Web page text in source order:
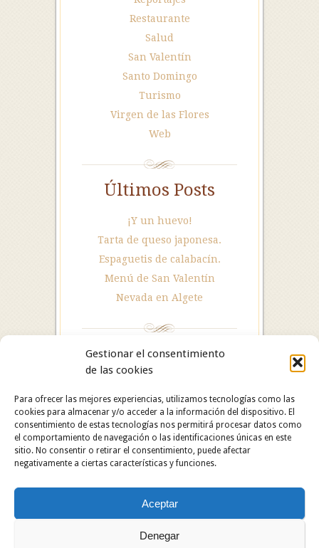
Gestionar el consentimiento
de las cookies
Para ofrecer las mejores experiencias, utilizamos tecnologías como las
cookies para almacenar y/o acceder a la información del dispositivo. El
consentimiento de estas tecnologías nos permitirá procesar datos como
el comportamiento de navegación o las identificaciones únicas en este
sitio. No consentir o retirar el consentimiento, puede afectar
negativamente a ciertas características y funciones.
Aceptar
Denegar
Restaurante
Salud
San Valentín
Santo Domingo
Turismo
Virgen de las Flores
Web
Últimos Posts
¡Y un huevo!
Tarta de queso japonesa.
Espaguetis de calabacín.
Menú de San Valentín
Nevada en Algete
Hotel Restaurante Asador Algete. C/ San Roque, 25.
28110 Algete (Madrid). Hotel: 91 628 29 05 /
Copyright © 2024 Hotel Restaurante Asador Algete.
Todos los derechos reservados.